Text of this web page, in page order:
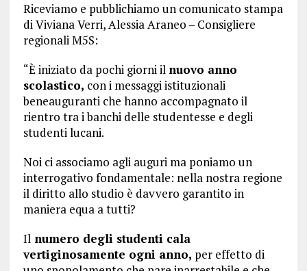
Riceviamo e pubblichiamo un comunicato stampa
di Viviana Verri, Alessia Araneo – Consigliere
regionali M5S:
“È iniziato da pochi giorni il nuovo anno
scolastico, con i messaggi istituzionali
beneauguranti che hanno accompagnato il
rientro tra i banchi delle studentesse e degli
studenti lucani.
Noi ci associamo agli auguri ma poniamo un
interrogativo fondamentale: nella nostra regione
il diritto allo studio è davvero garantito in
maniera equa a tutti?
Ilnumero degli studenti cala
vertiginosamente ogni anno, per effetto di